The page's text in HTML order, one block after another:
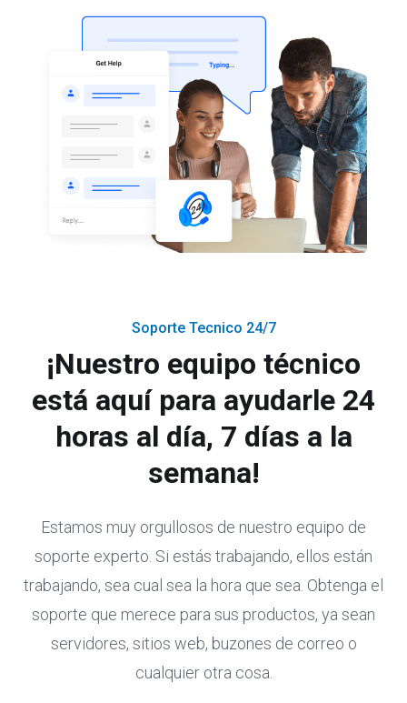
Soporte Tecnico 24/7
¡Nuestro equipo técnico
está aquí para ayudarle 24
horas al día, 7 días a la
semana!
Estamos muy orgullosos de nuestro equipo de
soporte experto. Si estás trabajando, ellos están
trabajando, sea cual sea la hora que sea. Obtenga el
soporte que merece para sus productos, ya sean
servidores, sitios web, buzones de correo o
cualquier otra cosa.